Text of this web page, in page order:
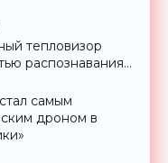
тепловизор
распознавания
самым
дроном в